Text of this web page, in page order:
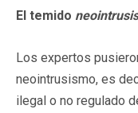
El temido
Los expertos
neointrusismo, es
ilegal o no regulado